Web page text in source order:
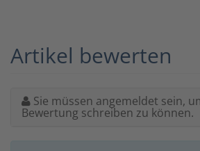
Artikel bewerten
Sie müssen angemeldet sein,
Bewertung schreiben zu können.